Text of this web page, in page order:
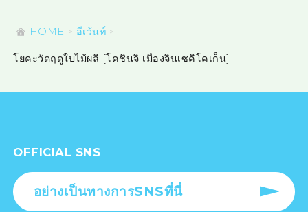
HOME อีเว้นท์
โยคะวัดฤดูใบไม้ผลิ [โคชินจิ เมืองจินเซคิโคเก็น]
OFFICIAL SNS
อย่างเป็นทางการSNSที่นี่